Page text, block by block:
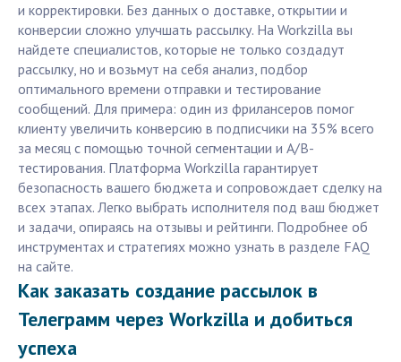
и корректировки. Без данных о доставке, открытии и
конверсии сложно улучшать рассылку. На Workzilla вы
найдете специалистов, которые не только создадут
рассылку, но и возьмут на себя анализ, подбор
оптимального времени отправки и тестирование
сообщений. Для примера: один из фрилансеров помог
клиенту увеличить конверсию в подписчики на 35% всего
за месяц с помощью точной сегментации и A/B-
тестирования. Платформа Workzilla гарантирует
безопасность вашего бюджета и сопровождает сделку на
всех этапах. Легко выбрать исполнителя под ваш бюджет
и задачи, опираясь на отзывы и рейтинги. Подробнее об
инструментах и стратегиях можно узнать в разделе FAQ
на сайте.
Как заказать создание рассылок в
Телеграмм через Workzilla и добиться
успеха